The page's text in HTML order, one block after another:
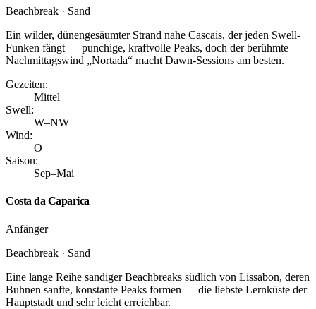
Beachbreak · Sand
Ein wilder, dünengesäumter Strand nahe Cascais, der jeden Swell-
Funken fängt — punchige, kraftvolle Peaks, doch der berühmte
Nachmittagswind „Nortada“ macht Dawn-Sessions am besten.
Gezeiten:
Mittel
Swell:
W–NW
Wind:
O
Saison:
Sep–Mai
Costa da Caparica
Anfänger
Beachbreak · Sand
Eine lange Reihe sandiger Beachbreaks südlich von Lissabon, deren
Buhnen sanfte, konstante Peaks formen — die liebste Lernküste der
Hauptstadt und sehr leicht erreichbar.